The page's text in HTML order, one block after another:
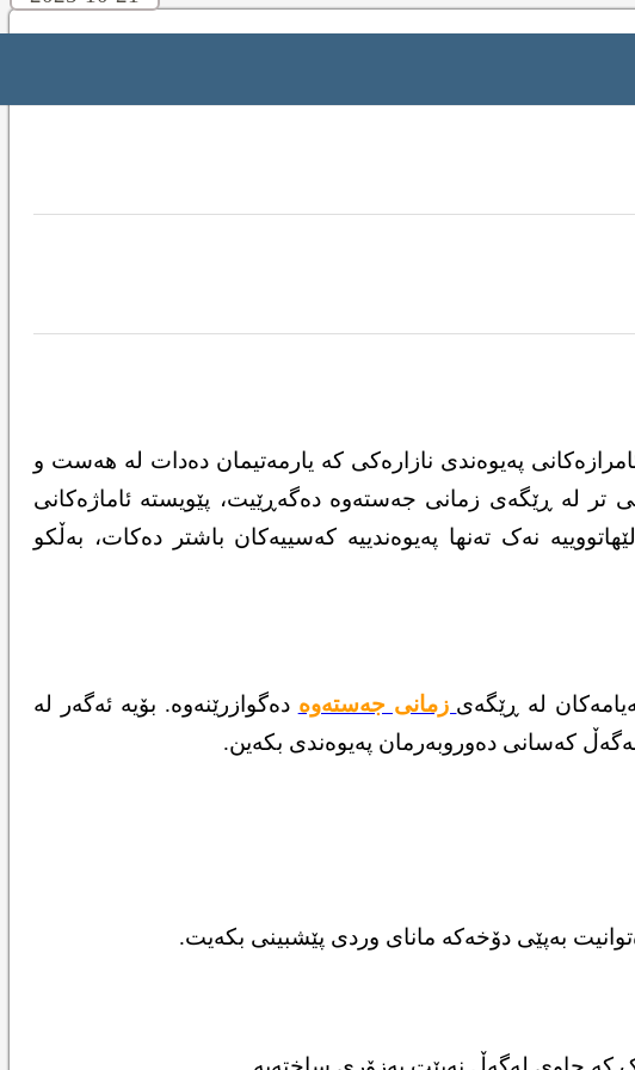
پەیوەندی نازارەکی کە یارمەتیمان دەدات لە هەست و
تر لە ڕێگەی زمانی جەستەوە دەگەڕێیت، پێویستە ئاماژەکانی
نەک تەنها پەیوەندییە کەسییەکان باشتر دەکات، بەڵکو
لە ڕێگەی زمانی جەستەوە دەگوازرێنەوە. بۆیە ئەگەر لە
کەسانی دەوروبەرمان پەیوەندی بکەین.
بەپێی دۆخەکە مانای وردی پێشبینی بکەیت.